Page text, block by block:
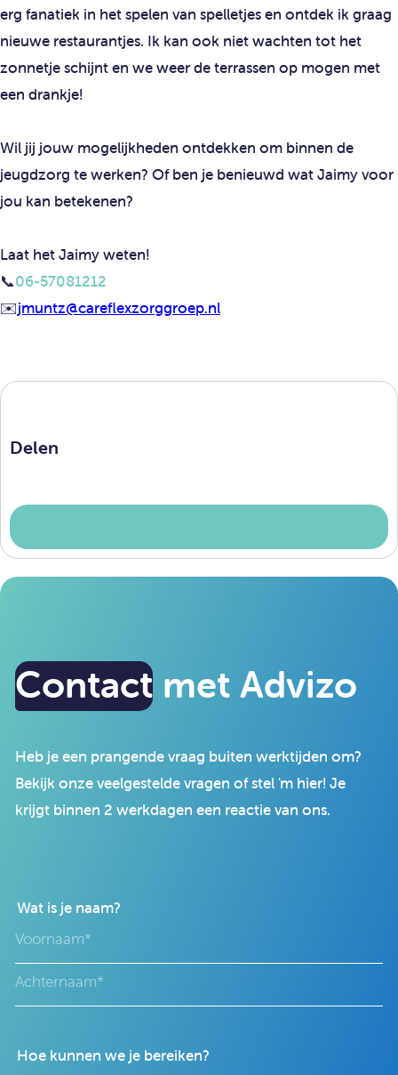
erg fanatiek in het spelen van spelletjes en ontdek ik graag
nieuwe restaurantjes. Ik kan ook niet wachten tot het
zonnetje schijnt en we weer de terrassen op mogen met
een drankje!
Wil jij jouw mogelijkheden ontdekken om binnen de
jeugdzorg te werken? Of ben je benieuwd wat Jaimy voor
jou kan betekenen?
Laat het Jaimy weten!
📞06-57081212
✉️jmuntz@careflexzorggroep.nl
Delen
Contact met Advizo
Heb je een prangende vraag buiten werktijden om?
Bekijk onze veelgestelde vragen of stel 'm hier! Je
krijgt binnen 2 werkdagen een reactie van ons.
Wat is je naam?
Hoe kunnen we je bereiken?